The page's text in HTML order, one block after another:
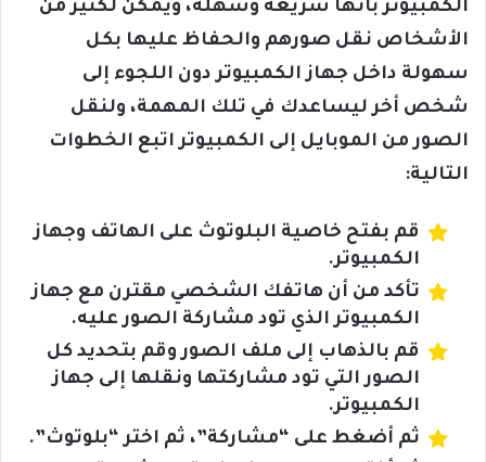
الكمبيوتر بأنها سريعة وسهلة، ويمكن لكثير من
الأشخاص نقل صورهم والحفاظ عليها بكل
سهولة داخل جهاز الكمبيوتر دون اللجوء إلى
شخص أخر ليساعدك في تلك المهمة، ولنقل
الصور من الموبايل إلى الكمبيوتر اتبع الخطوات
التالية:
قم بفتح خاصية البلوتوث على الهاتف وجهاز
الكمبيوتر.
تأكد من أن هاتفك الشخصي مقترن مع جهاز
الكمبيوتر الذي تود مشاركة الصور عليه.
قم بالذهاب إلى ملف الصور وقم بتحديد كل
الصور التي تود مشاركتها ونقلها إلى جهاز
الكمبيوتر.
ثم أضغط على “مشاركة”، ثم اختر “بلوتوث”.